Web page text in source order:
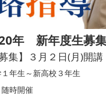
年 新年度生
集】３月２日(月)開講
年生～新高校３年生
時開催